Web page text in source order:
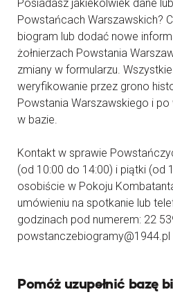
Posiadasz jakiekolwiek dane
Powstańcach Warszawskich?
biogram lub dodać nowe
żołnierzach Powstania
zmiany w formularzu.
weryfikowanie przez grono
Powstania Warszawskiego i po
w bazie.
Kontakt w sprawie
(od 10:00 do 14:00) i piątki (od
osobiście w Pokoju
umówieniu na spotkanie lub
godzinach pod numerem: 22
powstanczebiogramy@1944.pl
Pomóż uzupełnić bazę